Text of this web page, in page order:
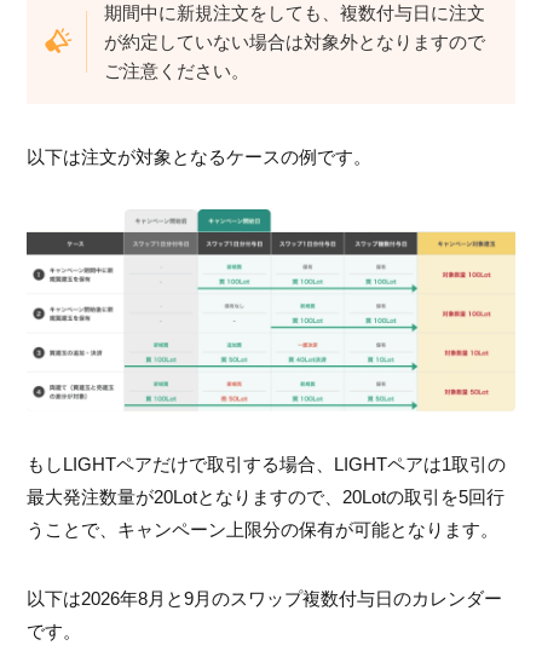
期間中に新規注文をしても、複数付与日に注文
が約定していない場合は対象外となりますので
ご注意ください。
以下は注文が対象となるケースの例です。
もしLIGHTペアだけで取引する場合、LIGHTペアは1取引の
最大発注数量が20Lotとなりますので、20Lotの取引を5回行
うことで、キャンペーン上限分の保有が可能となります。
以下は2026年8月と9月のスワップ複数付与日のカレンダー
です。